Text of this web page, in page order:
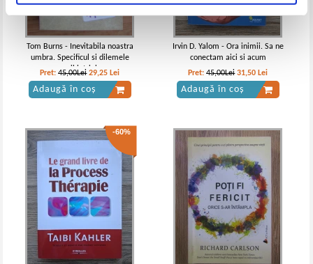
Tom Burns - Inevitabila noastra
umbra. Specificul si dilemele
psihiatriei
Pret:45,00Lei 29,25 Lei
Adaugă în coș
Irvin D. Yalom - Ora inimii. Sa ne
conectam aici si acum
Pret:45,00Lei 31,50 Lei
Adaugă în coș
-60%